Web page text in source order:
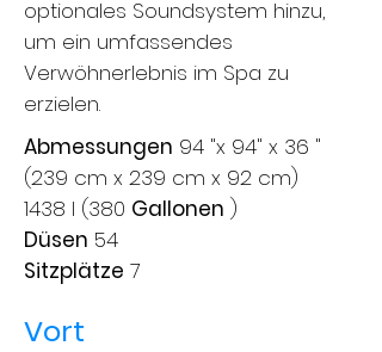
optionales Soundsystem hinzu,
um ein umfassendes
Verwöhnerlebnis im Spa zu
erzielen.
Abmessungen 94 "x 94" x 36 "
(239 cm x 239 cm x 92 cm)
1438 l (380 Gallonen )
Düsen 54
Sitzplätze 7
Vort